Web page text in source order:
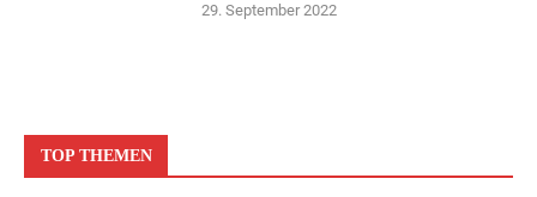
29. September 2022
TOP THEMEN